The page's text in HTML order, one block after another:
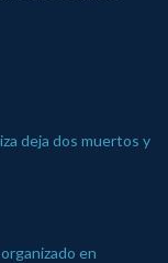
deja dos muertos y
en